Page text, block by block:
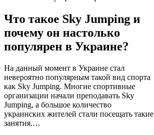
Что такое Sky Jumping и
почему он настолько
популярен в Украине?
На данный момент в Украине стал
невероятно популярным такой вид спорта
как Sky Jumping. Многие спортивные
организации начали преподавать Sky
Jumping, а большое количество
украинских жителей стали посещать такие
занятия.…